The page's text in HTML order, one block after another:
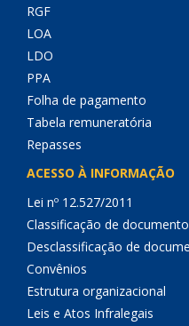
RGF
LOA
LDO
PPA
Folha de pagamento
Tabela remuneratória
Repasses
ACESSO À INFORMAÇÃO
Lei nº 12.527/2011
Classificação de
Desclassificação de
Convênios
Estrutura organizacional
Leis e Atos Infralegais